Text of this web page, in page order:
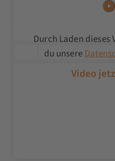
Durch Laden dieses
du unsere